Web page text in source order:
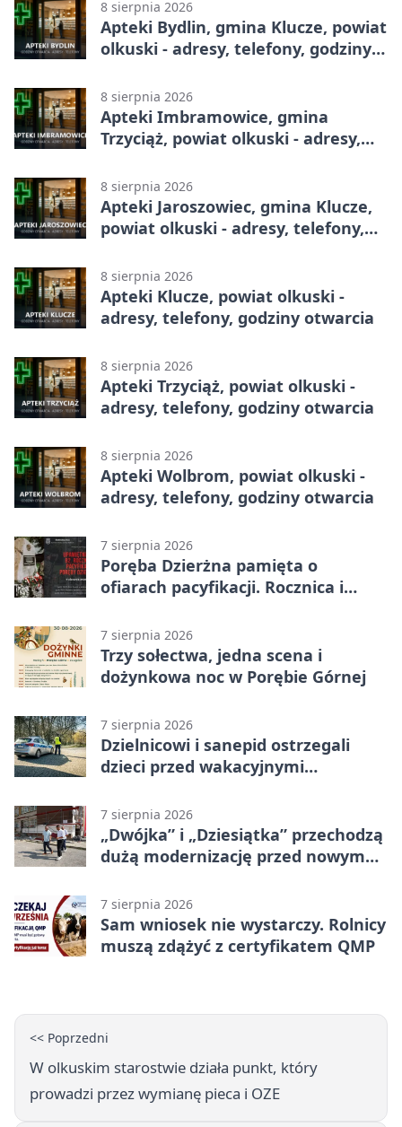
8 sierpnia 2026
Apteki Bydlin, gmina Klucze, powiat
olkuski - adresy, telefony, godziny
8 sierpnia 2026
Apteki Imbramowice, gmina
Trzyciąż, powiat olkuski - adresy,
8 sierpnia 2026
Apteki Jaroszowiec, gmina Klucze,
powiat olkuski - adresy, telefony,
8 sierpnia 2026
Apteki Klucze, powiat olkuski -
adresy, telefony, godziny otwarcia
8 sierpnia 2026
Apteki Trzyciąż, powiat olkuski -
adresy, telefony, godziny otwarcia
8 sierpnia 2026
Apteki Wolbrom, powiat olkuski -
adresy, telefony, godziny otwarcia
7 sierpnia 2026
Poręba Dzierżna pamięta o
ofiarach pacyfikacji. Rocznica i
7 sierpnia 2026
Trzy sołectwa, jedna scena i
dożynkowa noc w Porębie Górnej
7 sierpnia 2026
Dzielnicowi i sanepid ostrzegali
dzieci przed wakacyjnymi
7 sierpnia 2026
„Dwójka” i „Dziesiątka” przechodzą
dużą modernizację przed nowym
7 sierpnia 2026
Sam wniosek nie wystarczy. Rolnicy
muszą zdążyć z certyfikatem QMP
<< Poprzedni
W olkuskim starostwie działa punkt, który
prowadzi przez wymianę pieca i OZE